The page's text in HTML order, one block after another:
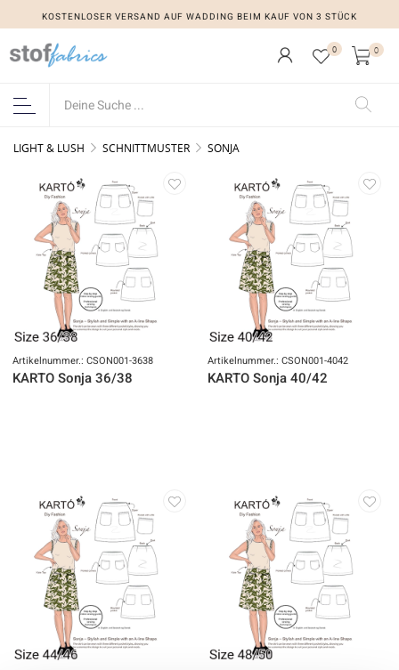
KOSTENLOSER VERSAND AUF WADDING BEIM KAUF VON 3 STÜCK
0 0
LIGHT & LUSH SCHNITTMUSTER SONJA
Artikelnummer.: CSON001-3638
KARTO Sonja 36/38
Artikelnummer.: CSON001-4042
KARTO Sonja 40/42